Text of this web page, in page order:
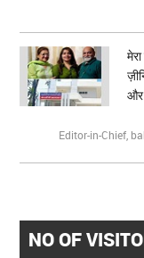
और
Editor-in-Chief,
NO OF